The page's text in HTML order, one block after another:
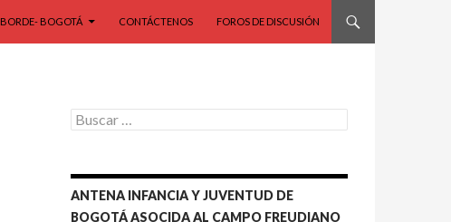
BORDE- BOGOTÁ CONTÁCTENOS FOROS DE DISCUSIÓN
Buscar:
ANTENA INFANCIA Y JUVENTUD DE
BOGOTÁ ASOCIDA AL CAMPO FREUDIANO